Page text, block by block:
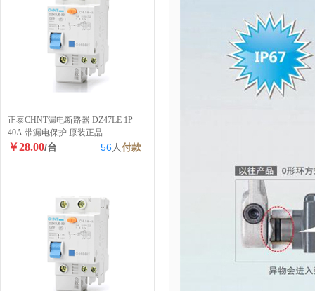
正泰CHNT漏电断路器 DZ47LE 1P
40A 带漏电保护 原装正品
￥28.00/台 56人付款